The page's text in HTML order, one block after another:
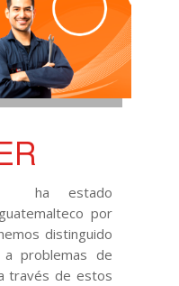
ha estado
por
distinguido
problemas de
través de estos